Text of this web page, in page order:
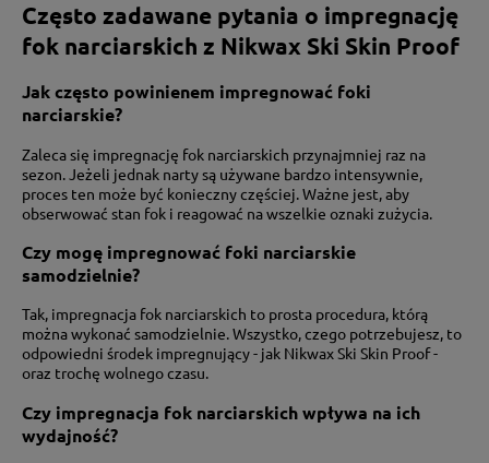
Często zadawane pytania o impregnację
fok narciarskich z Nikwax Ski Skin Proof
Jak często powinienem impregnować foki
narciarskie?
Zaleca się impregnację fok narciarskich przynajmniej raz na
sezon. Jeżeli jednak narty są używane bardzo intensywnie,
proces ten może być konieczny częściej. Ważne jest, aby
obserwować stan fok i reagować na wszelkie oznaki zużycia.
Czy mogę impregnować foki narciarskie
samodzielnie?
Tak, impregnacja fok narciarskich to prosta procedura, którą
można wykonać samodzielnie. Wszystko, czego potrzebujesz, to
odpowiedni środek impregnujący - jak Nikwax Ski Skin Proof -
oraz trochę wolnego czasu.
Czy impregnacja fok narciarskich wpływa na ich
wydajność?